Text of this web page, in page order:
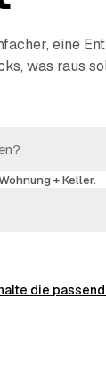
eine
was raus
zu organisieren.
+ Keller.
die